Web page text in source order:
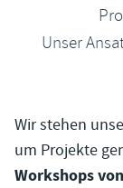
Unser
Wir stehen
um Projekte
Workshops